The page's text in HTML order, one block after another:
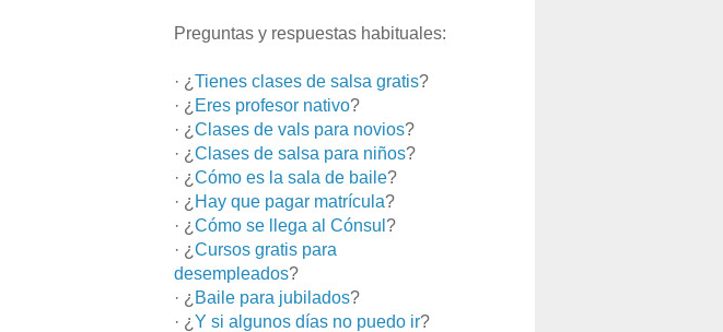
Preguntas y respuestas habituales:
· ¿ Tienes clases de salsa gratis?
· ¿ Eres profesor nativo?
· ¿ Clases de vals para novios?
· ¿ Clases de salsa para niños?
· ¿ Cómo es la sala de baile?
· ¿ Hay que pagar matrícula?
· ¿ Cómo se llega al Cónsul ?
· ¿ Cursos gratis para
desempleados?
· ¿ Baile para jubilados?
· ¿ Y si algunos días no puedo ir?